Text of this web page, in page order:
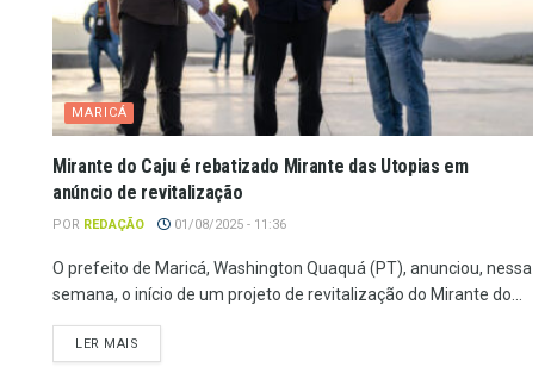
MARICÁ
Mirante do Caju é rebatizado Mirante das Utopias em
anúncio de revitalização
POR REDAÇÃO 01/08/2025 - 11:36
O prefeito de Maricá, Washington Quaquá (PT), anunciou, nessa
semana, o início de um projeto de revitalização do Mirante do...
LER MAIS